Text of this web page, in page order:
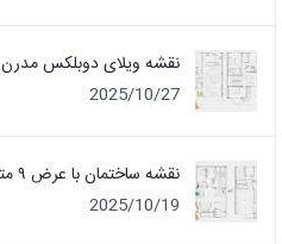
نقشه ویلای دوبلکس مدرن ۱۰×۱۳ با تراس رویایی
2025/10/27
نقشه ساختمان با عرض ۹ متر | پلان سه‌خوابه شیک
2025/10/19